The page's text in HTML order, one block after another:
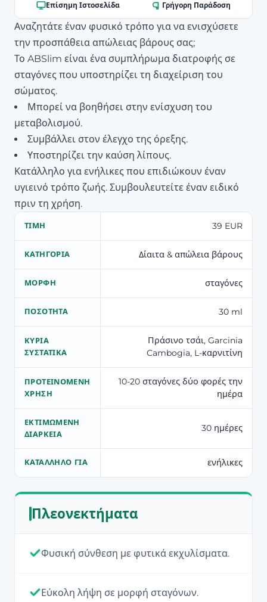
Επίσημη Ιστοσελίδα Γρήγορη Παράδοση
Αναζητάτε έναν φυσικό τρόπο για να ενισχύσετε
την προσπάθεια απώλειας βάρους σας;
Το ABSlim είναι ένα συμπλήρωμα διατροφής σε
σταγόνες που υποστηρίζει τη διαχείριση του
σώματος.
Μπορεί να βοηθήσει στην ενίσχυση του
μεταβολισμού.
Συμβάλλει στον έλεγχο της όρεξης.
Υποστηρίζει την καύση λίπους.
Κατάλληλο για ενήλικες που επιδιώκουν έναν
υγιεινό τρόπο ζωής. Συμβουλευτείτε έναν ειδικό
πριν τη χρήση.
ΤΙΜΉ 39 EUR
ΚΑΤΗΓΟΡΊΑ Δίαιτα & απώλεια βάρους
ΜΟΡΦΉ σταγόνες
ΠΟΣΌΤΗΤΑ 30 ml
ΚΎΡΙΑ
ΣΥΣΤΑΤΙΚΆ
Πράσινο τσάι, Garcinia
Cambogia, L-καρνιτίνη
ΠΡΟΤΕΙΝΌΜΕΝΗ
ΧΡΉΣΗ
10-20 σταγόνες δύο φορές την
ημέρα
ΕΚΤΙΜΏΜΕΝΗ
ΔΙΆΡΚΕΙΑ
30 ημέρες
ΚΑΤΆΛΛΗΛΟ ΓΙΑ ενήλικες
Πλεονεκτήματα
Φυσική σύνθεση με φυτικά εκχυλίσματα.
Εύκολη λήψη σε μορφή σταγόνων.